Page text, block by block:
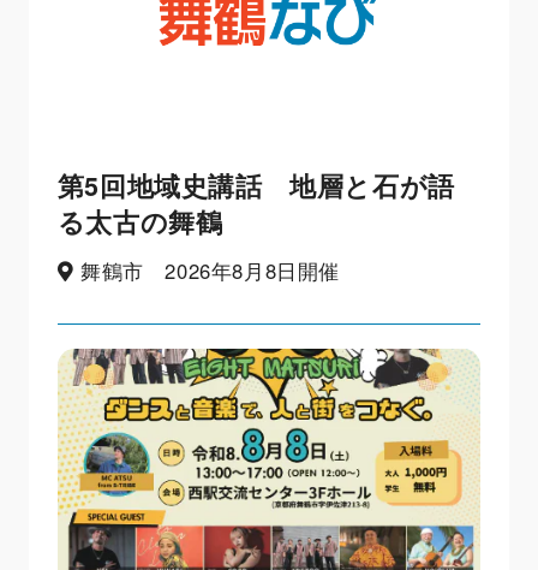
第5回地域史講話 地層と石が語
る太古の舞鶴
舞鶴市 2026年8月8日開催